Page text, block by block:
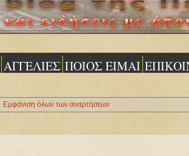
ΑΓΓΕΛΙΕΣ ΠΟΙΟΣ ΕΙΜΑΙ
Εμφάνιση όλων των αναρτήσεων